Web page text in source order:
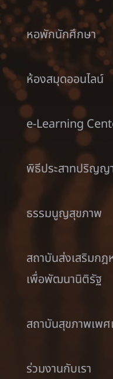
หอพักนักศึกษา
ห้องสมุดออนไลน์
e-Learning
พิธีประสาทปริญญ
ธรรมนูญสุขภาพ
สถาบันส่งเสริมก
เพื่อพัฒนานิติรัฐ
สถาบันสุขภาพเพศ
ร่วมงานกับเรา